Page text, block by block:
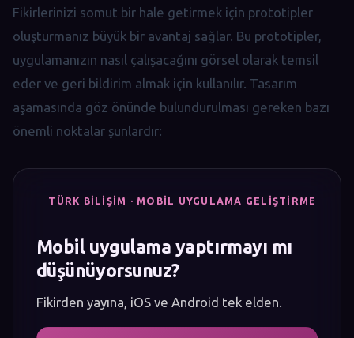
Fikirlerinizi somut bir hale getirmek için prototipler
oluşturmanız büyük bir avantaj sağlar. Bu prototipler,
uygulamanızın nasıl çalışacağını görsel olarak temsil
eder ve geri bildirim almak için kullanılır. Tasarım
aşamasında göz önünde bulundurulması gereken bazı
önemli noktalar şunlardır:
TÜRK BILIŞIM · MOBIL UYGULAMA GELIŞTIRME
Mobil uygulama yaptırmayı mı
düşünüyorsunuz?
Fikirden yayına, iOS ve Android tek elden.